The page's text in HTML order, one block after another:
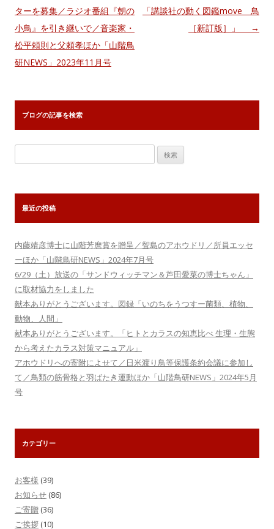
稿
ナ
ビ
ゲ
ョ
ン
ターを募集／ラジオ番組『朝の
小鳥』を引き継いで／音楽家・
松平頼則と父頼孝ほか「山階鳥
研NEWS」2023年11月号
「講談社の動く図鑑move 鳥
［新訂版］」
→
ブログの記事を検索
索:
最近の投稿
内藤靖彦博士に山階芳麿賞を贈呈／聟島のアホウドリ／所員エッセ
ーほか「山階鳥研NEWS」2024年7月号
6/29（土）放送の「サンドウィッチマン＆芦田愛菜の博士ちゃん」
に取材協力をしました
献本ありがとうございます。図録「いのちをうつすー菌類、植物、
動物、人間」
献本ありがとうございます。「ヒトとカラスの知恵比べ 生理・生態
から考えたカラス対策マニュアル」
アホウドリへの寄附によせて／日米渡り鳥等保護条約会議に参加し
て／鳥類の筋骨格と羽ばたき運動ほか「山階鳥研NEWS」2024年5月
号
カテゴリー
お客様 (39)
お知らせ (86)
ご寄贈 (36)
ご挨拶 (10)